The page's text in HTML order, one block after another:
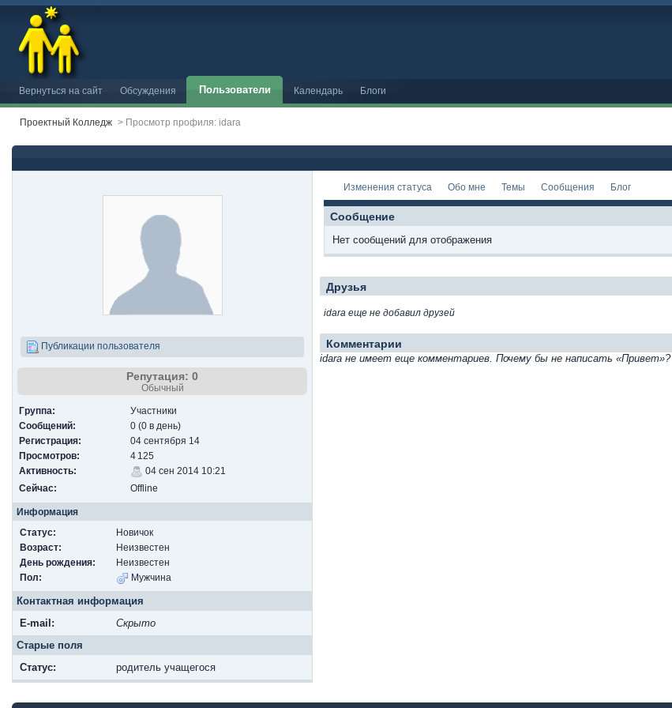
Вернуться на сайт Обсуждения Пользователи Календарь Блоги
Проектный Колледж > Просмотр профиля: idara
Публикации пользователя
Репутация: 0
Обычный
Группа:
Участники
Сообщений:
0 (0 в день)
Регистрация:
04 сентября 14
Просмотров:
4 125
Активность:
04 сен 2014 10:21
Сейчас:
Offline
Информация
Статус:
Новичок
Возраст:
Неизвестен
День рождения:
Неизвестен
Пол:
Мужчина
Контактная информация
E-mail:
Скрыто
Старые поля
Cтатус:
родитель учащегося
Изменения статуса Обо мне Темы Сообщения Блог
Сообщение
Нет сообщений для отображения
Друзья
idara еще не добавил друзей
Комментарии
idara не имеет еще комментариев. Почему бы не написать «Привет»?